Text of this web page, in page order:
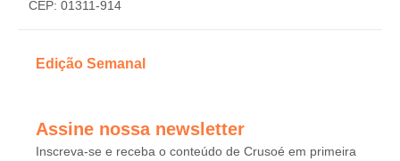
CEP: 01311-914
Edição Semanal
Assine nossa newsletter
Inscreva-se e receba o conteúdo de Crusoé em primeira